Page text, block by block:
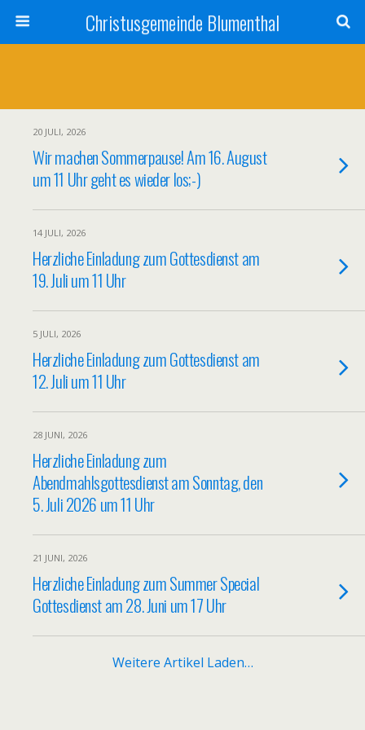
Christusgemeinde Blumenthal
20 JULI, 2026
Wir machen Sommerpause! Am 16. August
um 11 Uhr geht es wieder los;-)
14 JULI, 2026
Herzliche Einladung zum Gottesdienst am
19. Juli um 11 Uhr
5 JULI, 2026
Herzliche Einladung zum Gottesdienst am
12. Juli um 11 Uhr
28 JUNI, 2026
Herzliche Einladung zum
Abendmahlsgottesdienst am Sonntag, den
5. Juli 2026 um 11 Uhr
21 JUNI, 2026
Herzliche Einladung zum Summer Special
Gottesdienst am 28. Juni um 17 Uhr
Weitere Artikel Laden…